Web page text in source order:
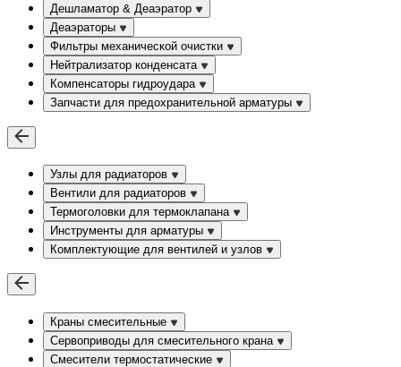
Дешламатор & Деаэратор
Деаэраторы
Фильтры механической очистки
Нейтрализатор конденсата
Компенсаторы гидроудара
Запчасти для предохранительной арматуры
Узлы для радиаторов
Вентили для радиаторов
Термоголовки для термоклапана
Инструменты для арматуры
Комплектующие для вентилей и узлов
Краны смесительные
Сервоприводы для смесительного крана
Смесители термостатические